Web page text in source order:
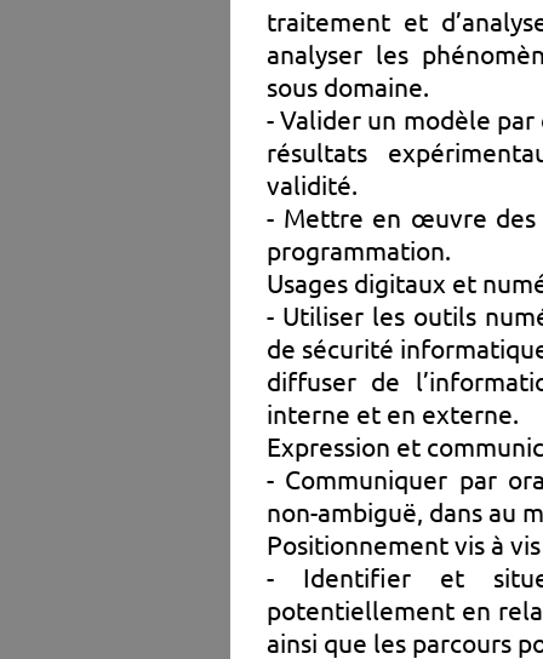
traitement et
analyser les
sous domaine.
- Valider un modèle par
résultats
validité.
- Mettre en œuvre des
programmation.
Usages digitaux et
- Utiliser les outils
de sécurité
diffuser de
interne et en externe.
Expression et
- Communiquer par
non-ambiguë, dans au
Positionnement vis à
- Identifier et
potentiellement en
ainsi que les parcours